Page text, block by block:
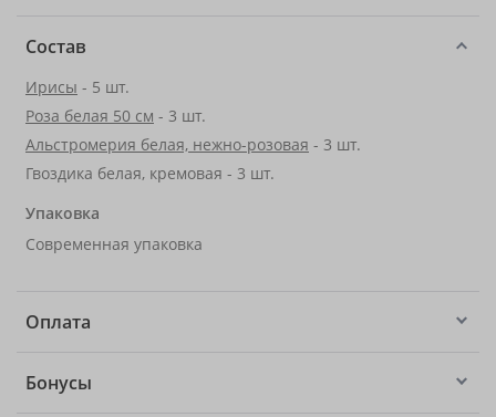
Состав
Ирисы - 5 шт.
Роза белая 50 см - 3 шт.
Альстромерия белая, нежно-розовая - 3 шт.
Гвоздика белая, кремовая - 3 шт.
Упаковка
Современная упаковка
Оплата
Бонусы